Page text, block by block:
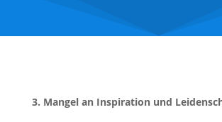
3. Mangel an Inspiration und